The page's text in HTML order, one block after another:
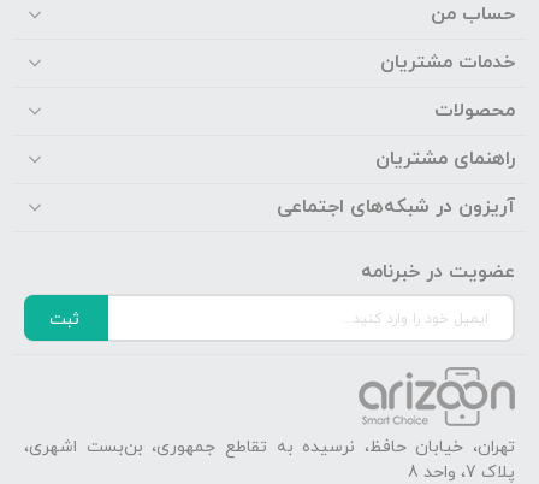
حساب من
خدمات مشتریان
محصولات
راهنمای مشتریان
آریزون در شبکه‌های اجتماعی
عضویت در خبرنامه
ثبت
تهران، خیابان حافظ، نرسیده به تقاطع جمهوری، بن‌بست اشهری،
پلاک 7، واحد 8